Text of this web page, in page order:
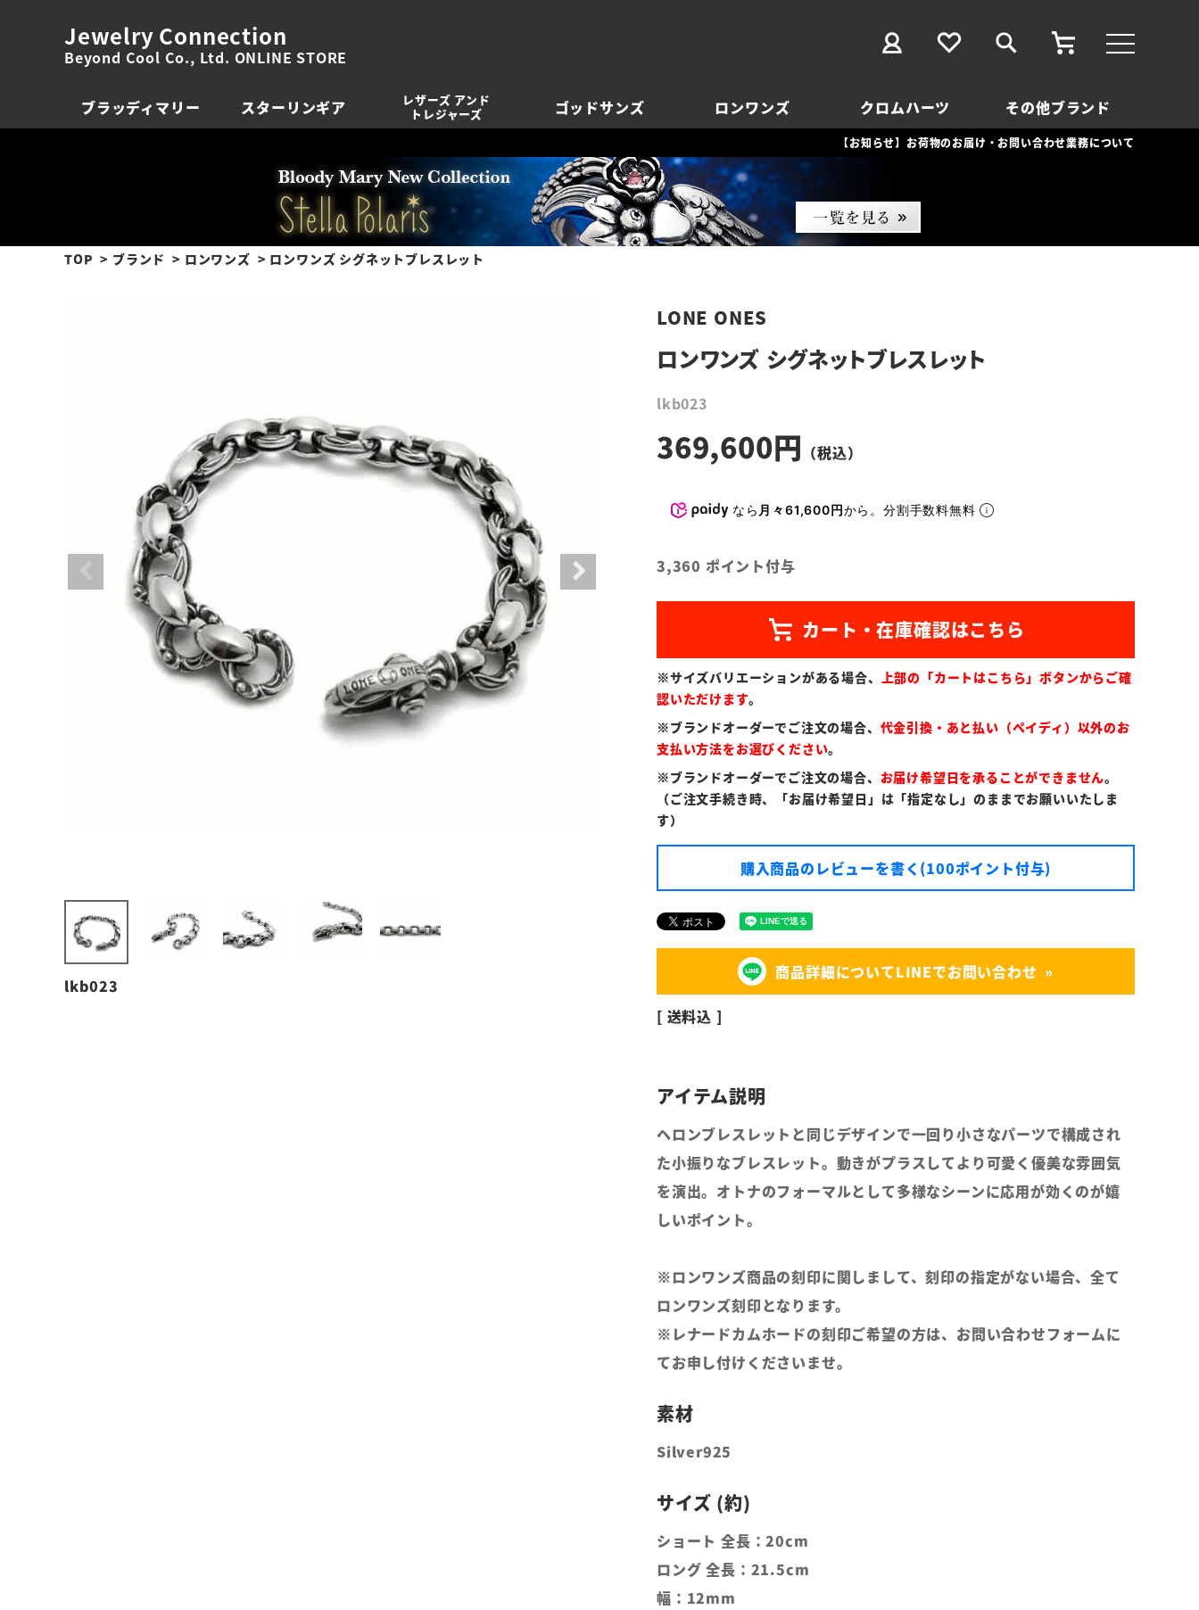
Jewelry Connection
Beyond Cool Co., Ltd. ONLINE STORE
ブラッディマリー スターリンギア
レザーズ アンド
トレジャーズ
ゴッドサンズ ロンワンズ クロムハーツ その他ブランド
【お知らせ】お荷物のお届け・お問い合わせ業務について
TOP ブランド ロンワンズ ロンワンズ シグネットブレスレット
lkb023
LONE ONES
ロンワンズ シグネットブレスレット
lkb023
369,600
なら 月々61,600円から。分割手数料無料
3,360 ポイント付与
※サイズバリエーションがある場合、
上部の「カートはこちら」ボタンからご確
認いただけます。
※ブランドオーダーでご注文の場合、 代金引換・あと払い（ペイディ）以外のお
支払い方法をお選びください。
※ブランドオーダーでご注文の場合、 お届け希望日を承ることができません。
（ご注文手続き時、「お届け希望日」は「指定なし」のままでお願いいたしま
す）
購入商品のレビューを書く(100ポイント付与)
商品詳細についてLINEでお問い合わせ
送料込
ヘロンブレスレットと同じデザインで一回り小さなパーツで構成され
た小振りなブレスレット。動きがプラスしてより可愛く優美な雰囲気
を演出。オトナのフォーマルとして多様なシーンに応用が効くのが嬉
しいポイント。
※ロンワンズ商品の刻印に関しまして、刻印の指定がない場合、全て
ロンワンズ刻印となります。
※レナードカムホードの刻印ご希望の方は、お問い合わせフォームに
てお申し付けくださいませ。
Silver925
ショート 全長：20cm
ロング 全長：21.5cm
幅：12mm